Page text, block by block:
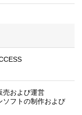
売および運営
ソフトの制作および